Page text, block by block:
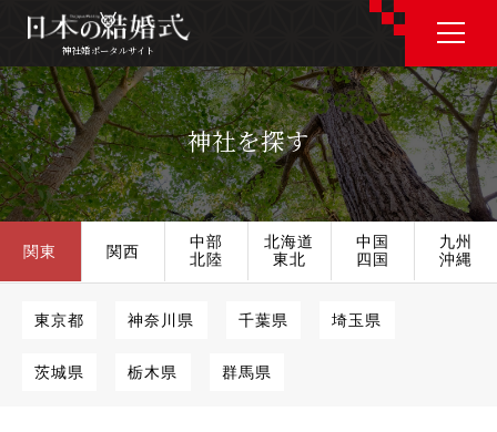
神社婚ポータルサイト
J P E N
神社婚会場を探す
衣裳を探す
神社婚ポータルサイト
神社を探す
関東 関西
中部
北陸
北海道
東北
中国
四国
九州
沖縄
東京都 神奈川県 千葉県 埼玉県
茨城県 栃木県 群馬県